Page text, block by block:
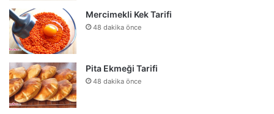
Mercimekli Kek Tarifi
48 dakika önce
Pita Ekmeği Tarifi
48 dakika önce